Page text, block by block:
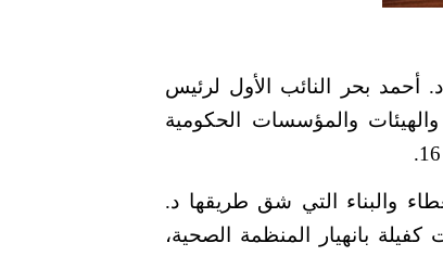
بحر النائب الأول لرئيس
والمؤسسات الحكومية
والبناء التي شق طريقها د.
بانهيار المنظمة الصحية،